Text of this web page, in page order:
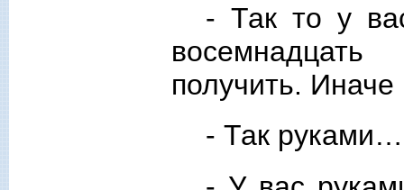
- Так то у
получить.
- Так руками…